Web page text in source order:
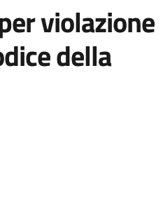
violazione
della